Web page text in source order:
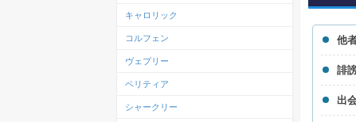
他
誹
出
キャロリック
コルフェン
ヴェプリー
ペリティア
シャークリー